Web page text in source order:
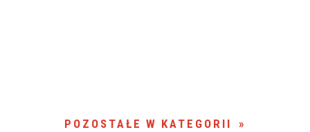
POZOSTAŁE W KATEGORII